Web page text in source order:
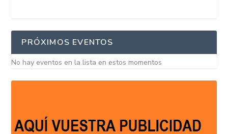
PRÓXIMOS EVENTOS
No hay eventos en la lista en estos momentos